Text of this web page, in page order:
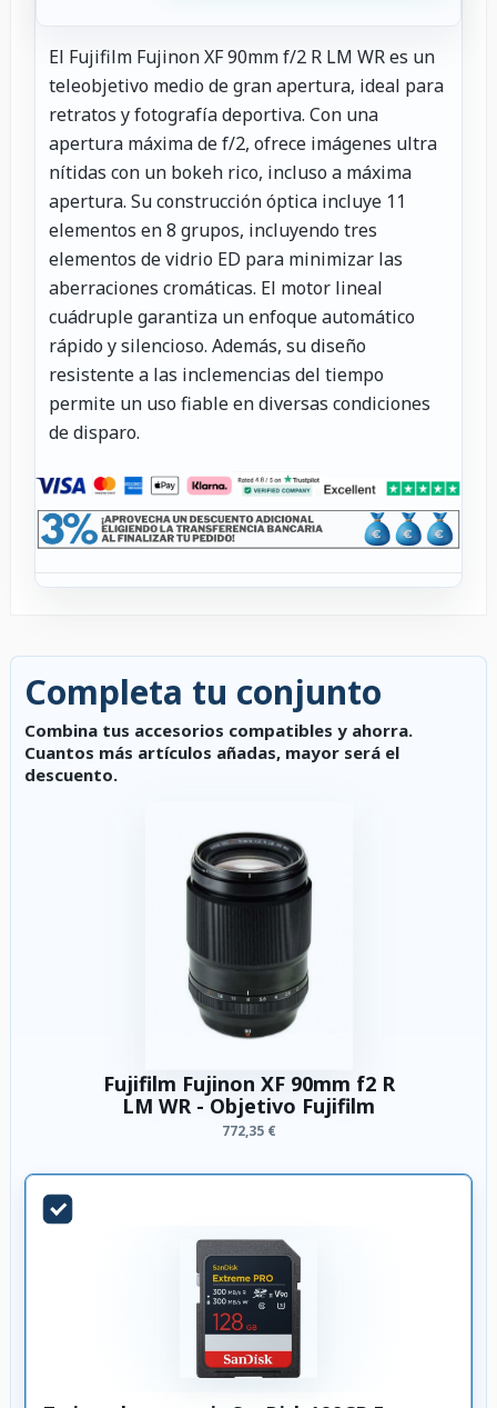
El Fujifilm Fujinon XF 90mm f/2 R LM WR es un
teleobjetivo medio de gran apertura, ideal para
retratos y fotografía deportiva. Con una
apertura máxima de f/2, ofrece imágenes ultra
nítidas con un bokeh rico, incluso a máxima
apertura. Su construcción óptica incluye 11
elementos en 8 grupos, incluyendo tres
elementos de vidrio ED para minimizar las
aberraciones cromáticas. El motor lineal
cuádruple garantiza un enfoque automático
rápido y silencioso. Además, su diseño
resistente a las inclemencias del tiempo
permite un uso fiable en diversas condiciones
de disparo.
Completa tu conjunto
Combina tus accesorios compatibles y ahorra.
Cuantos más artículos añadas, mayor será el
descuento.
Fujifilm Fujinon XF 90mm f2 R
LM WR - Objetivo Fujifilm
772,35 €